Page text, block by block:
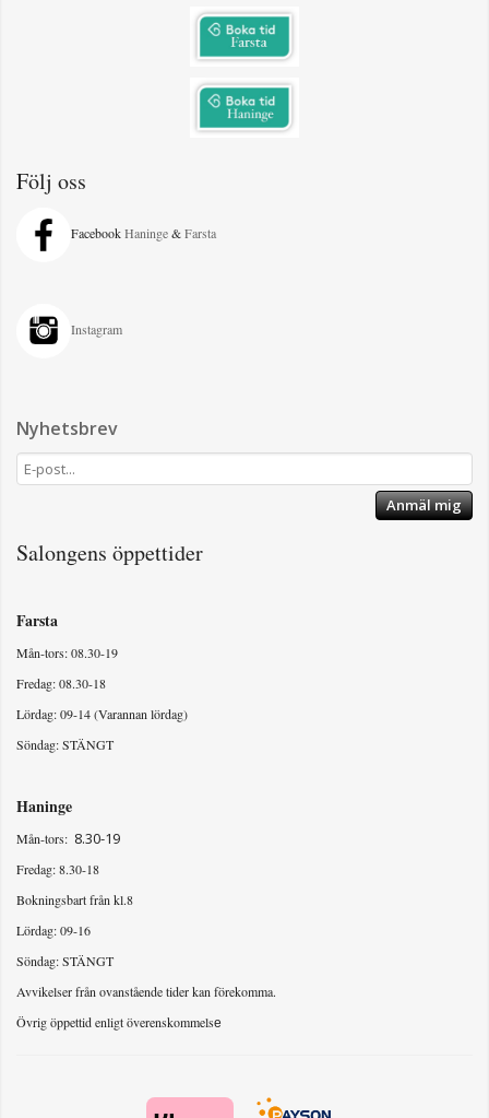
Följ oss
FacebookHaninge&Farsta
Instagram
Nyhetsbrev
Anmäl mig
Salongens öppettider
Farsta
Mån-tors: 08.30-19
Fredag: 08.30-18
Lördag: 09-14 (Varannan lördag)
Söndag: STÄNGT
Haninge
Mån-tors: 8.30-19
Fredag: 8.30-18
Bokningsbart från kl.8
Lördag: 09-16
Söndag: STÄNGT
Avvikelser från ovanstående tider kan förekomma.
Övrig öppettid enligt överenskommelse